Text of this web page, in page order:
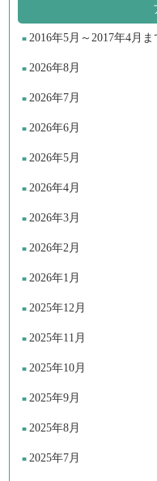
2016年5月～2017年4月
2026年8月
2026年7月
2026年6月
2026年5月
2026年4月
2026年3月
2026年2月
2026年1月
2025年12月
2025年11月
2025年10月
2025年9月
2025年8月
2025年7月